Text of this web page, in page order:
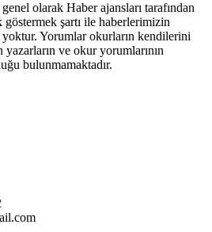
olarak Haber ajansları tarafından
şartı ile haberlerimizin
yoktur. Yorumlar okurların kendilerini
ve okur yorumlarının
bulunmamaktadır.